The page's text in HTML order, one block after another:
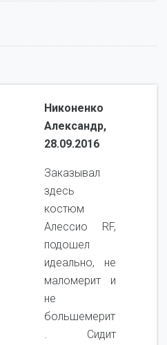
Никоненко
Александр,
28.09.2016
Заказывал
здесь
костюм
Алессио RF,
подошел
идеально, не
маломерит и
не
большемерит
. Сидит